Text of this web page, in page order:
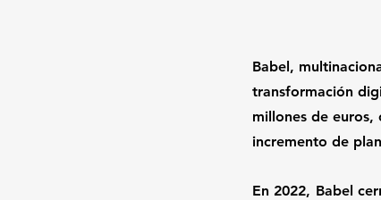
Babel,
transformación
millones de euros,
incremento de
En 2022, Babel